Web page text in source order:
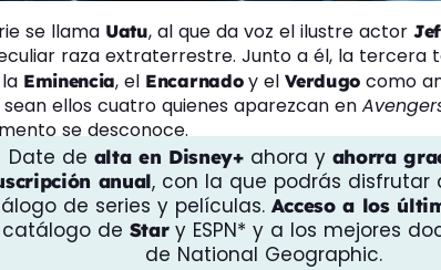
se llama Uatu, al que da voz el ilustre actor
raza extraterrestre. Junto a él, la tercera
Eminencia, el Encarnadoy elVerdugo como
ellos cuatro quienes aparezcan en
se desconoce.
Date de alta en Disney+ahora y ahorra
anual, con la que podrás disfrutar
de series y películas. Acceso a los
de Stary ESPN* y a los mejores
de National Geographic.